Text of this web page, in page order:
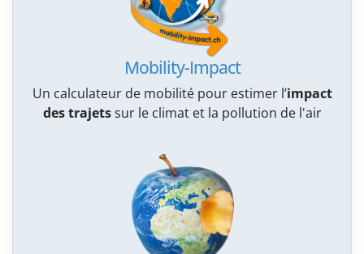
Mobility-Impact
Un calculateur de mobilité pour estimer l’impact
des trajetssur le climat et la pollution de l'air